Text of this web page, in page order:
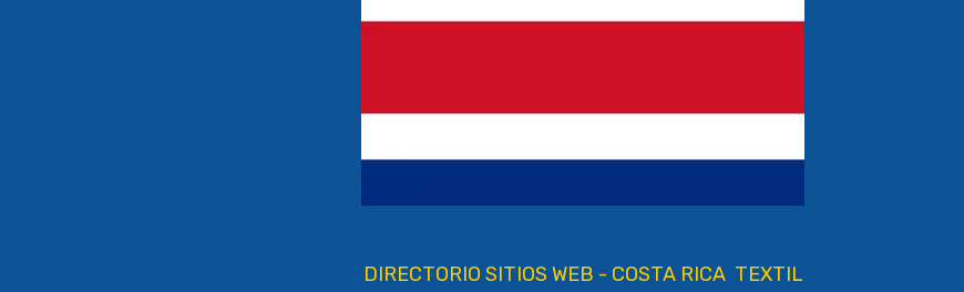
DIRECTORIO SITIOS WEB - COSTA RICA TEXTIL